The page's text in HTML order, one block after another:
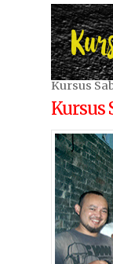
Kursus
Kursus